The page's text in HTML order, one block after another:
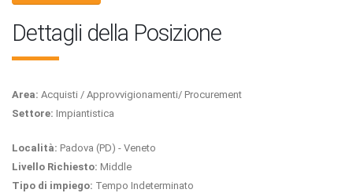
Dettagli della Posizione
Area: Acquisti / Approvvigionamenti/ Procurement
Settore: Impiantistica
Località: Padova (PD) - Veneto
Livello Richiesto: Middle
Tipo di impiego: Tempo Indeterminato